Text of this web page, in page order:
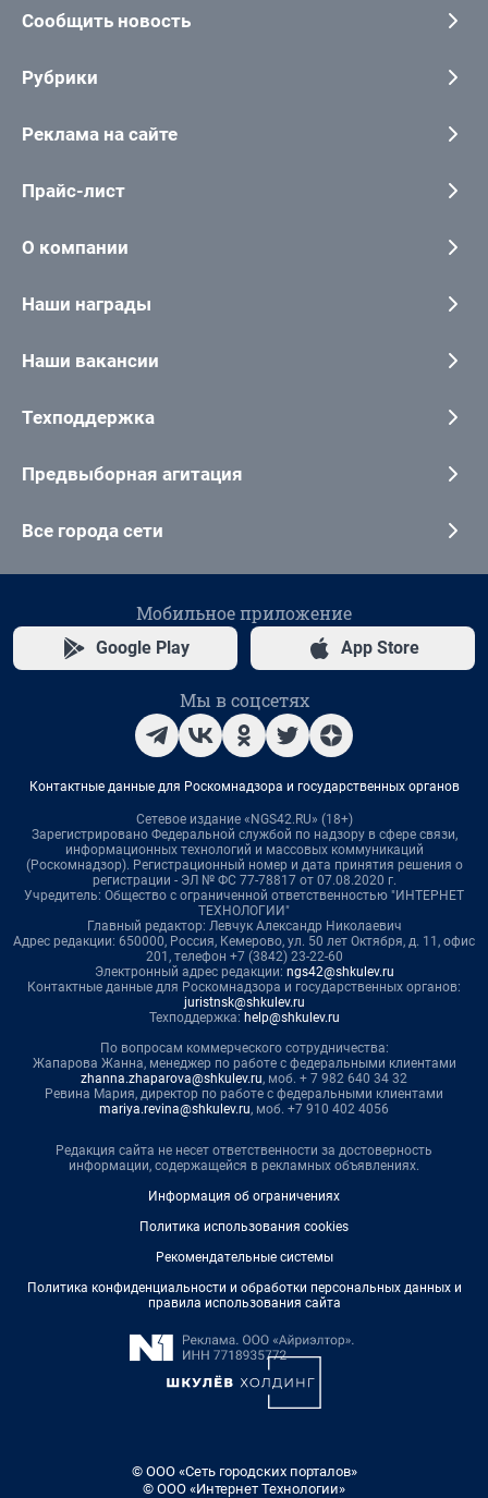
Сообщить новость
Рубрики
Реклама на сайте
Прайс-лист
О компании
Наши награды
Наши вакансии
Техподдержка
Предвыборная агитация
Все города сети
Мобильное приложение
Google Play App Store
Мы в соцсетях
Контактные данные для Роскомнадзора и государственных органов
Сетевое издание «NGS42.RU» (18+)
Зарегистрировано Федеральной службой по надзору в сфере связи,
информационных технологий и массовых коммуникаций
(Роскомнадзор). Регистрационный номер и дата принятия решения о
регистрации - ЭЛ № ФС 77-78817 от 07.08.2020 г.
Учредитель: Общество с ограниченной ответственностью "ИНТЕРНЕТ
ТЕХНОЛОГИИ"
Главный редактор: Левчук Александр Николаевич
Адрес редакции: 650000, Россия, Кемерово, ул. 50 лет Октября, д. 11, офис
201, телефон +7 (3842) 23-22-60
Электронный адрес редакции: ngs42@shkulev.ru
Контактные данные для Роскомнадзора и государственных органов:
juristnsk@shkulev.ru
Техподдержка: help@shkulev.ru
По вопросам коммерческого сотрудничества:
Жапарова Жанна, менеджер по работе с федеральными клиентами
zhanna.zhaparova@shkulev.ru, моб. + 7 982 640 34 32
Ревина Мария, директор по работе с федеральными клиентами
mariya.revina@shkulev.ru, моб. +7 910 402 4056
Редакция сайта не несет ответственности за достоверность
информации, содержащейся в рекламных объявлениях.
Информация об ограничениях
Политика использования cookies
Рекомендательные системы
Политика конфиденциальности и обработки персональных данных и
правила использования сайта
© ООО «Сеть городских порталов»
© ООО «Интернет Технологии»